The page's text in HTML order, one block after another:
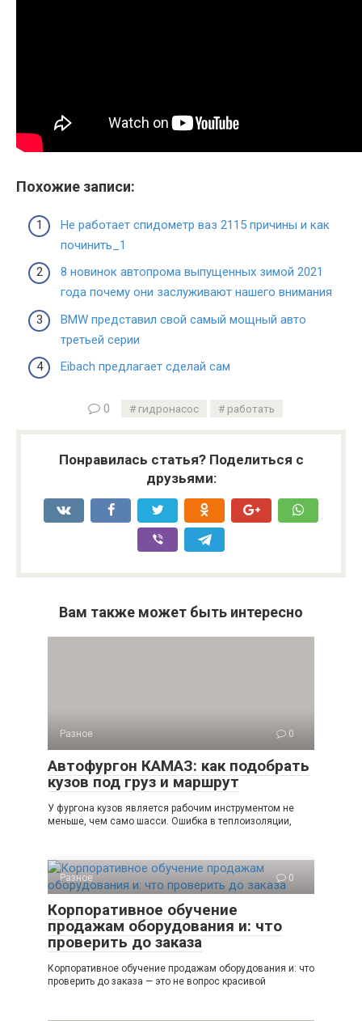
Похожие записи:
Не работает спидометр ваз 2115 причины и как
починить_1
8 новинок автопрома выпущенных зимой 2021
года почему они заслуживают нашего внимания
BMW представил свой самый мощный авто
третьей серии
Eibach предлагает сделай сам
0 гидронасос работать
Понравилась статья? Поделиться с
друзьями:
Вам также может быть интересно
Разное 0
Автофургон КАМАЗ: как подобрать
кузов под груз и маршрут
У фургона кузов является рабочим инструментом не
меньше, чем само шасси. Ошибка в теплоизоляции,
Разное 0
Корпоративное обучение
продажам оборудования и: что
проверить до заказа
Корпоративное обучение продажам оборудования и: что
проверить до заказа — это не вопрос красивой